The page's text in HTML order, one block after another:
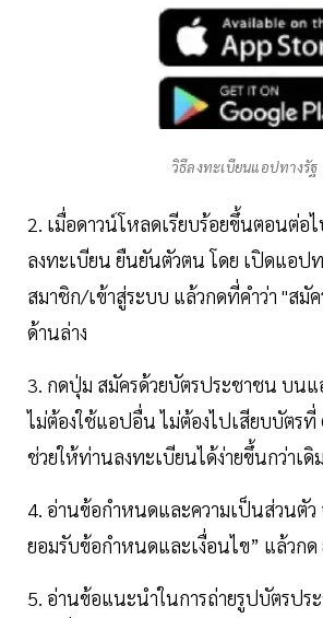
วิธีลงทะเบียนแอปทางรัฐ
2. เมื่อดาวน์โหลดเรียบร้อยขึ้นตอนต่อ
ลงทะเบียน ยืนยันตัวตน โดย เปิดแอป
สมาชิก/เข้าสู่ระบบ แล้วกดที่คำว่า "สมั
ด้านล่าง
3. กดปุ่ม สมัครด้วยบัตรประชาชน บนแ
ไม่ต้องใช้แอปอื่น ไม่ต้องไปเสียบบัตรที่
ช่วยให้ท่านลงทะเบียนได้ง่ายขึ้นกว่าเดิม
4. อ่านข้อกำหนดและความเป็นส่วนตั
ยอมรับข้อกำหนดและเงื่อนไข” แล้วกด
5. อ่านข้อแนะนำในการถ่ายรูปบัตรป